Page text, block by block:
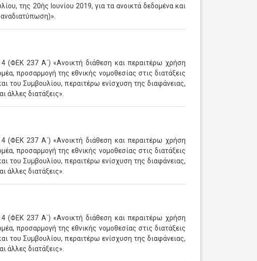
της 20ής Ιουνίου 2019, για τα ανοικτά δεδομένα και
(ΦΕΚ 237 Α΄) «Ανοικτή διάθεση και περαιτέρω χρήση
προσαρμογή της εθνικής νομοθεσίας στις διατάξεις
του Συμβουλίου, περαιτέρω ενίσχυση της διαφάνειας,
άλλες διατάξεις».
(ΦΕΚ 237 Α΄) «Ανοικτή διάθεση και περαιτέρω χρήση
προσαρμογή της εθνικής νομοθεσίας στις διατάξεις
του Συμβουλίου, περαιτέρω ενίσχυση της διαφάνειας,
άλλες διατάξεις».
(ΦΕΚ 237 Α΄) «Ανοικτή διάθεση και περαιτέρω χρήση
προσαρμογή της εθνικής νομοθεσίας στις διατάξεις
του Συμβουλίου, περαιτέρω ενίσχυση της διαφάνειας,
άλλες διατάξεις».